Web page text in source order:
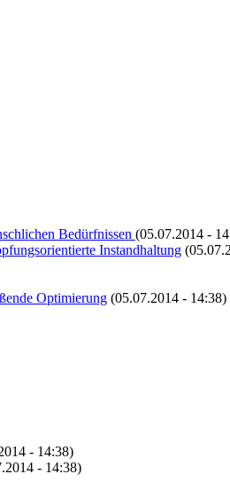
Bedürfnissen (05.07.2014 -
Instandhaltung
Optimierung (05.07.2014 - 14:38)
- 14:38)
- 14:38)